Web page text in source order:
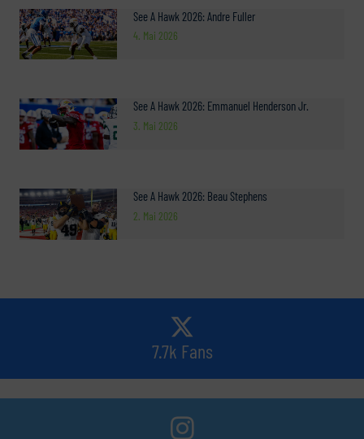
See A Hawk 2026: Andre Fuller
4. Mai 2026
See A Hawk 2026: Emmanuel Henderson Jr.
3. Mai 2026
See A Hawk 2026: Beau Stephens
2. Mai 2026
7.7k Fans